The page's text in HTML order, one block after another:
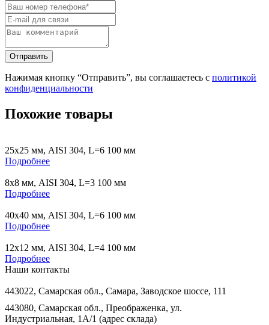
Нажимая кнопку “Отправить”, вы соглашаетесь с политикой
конфиденциальности
Похожие товары
25х25 мм, AISI 304, L=6 100 мм
Подробнее
8х8 мм, AISI 304, L=3 100 мм
Подробнее
40х40 мм, AISI 304, L=6 100 мм
Подробнее
12х12 мм, AISI 304, L=4 100 мм
Подробнее
Наши контакты
443022, Самарская обл., Самара, Заводское шоссе, 111
443080, Самарская обл., Преображенка, ул.
Индустриальная, 1А/1 (адрес склада)